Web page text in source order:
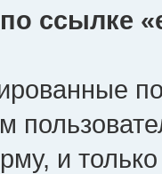
ссылке
и